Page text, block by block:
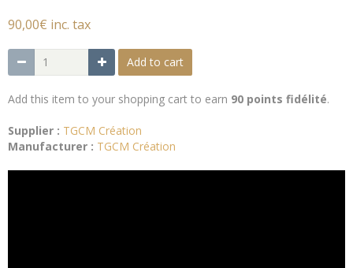
90,00€ inc. tax
Add to cart
Add this item to your shopping cart to earn 90 points fidélité.
Supplier : TGCM Création
Manufacturer : TGCM Création